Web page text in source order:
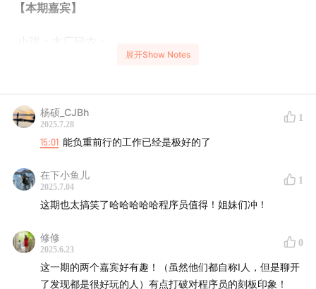
【本期嘉宾】
小强：大厂码农；
在中国的婚恋市场有一个误区，都认为当今社会嫁给一个
大厂工程师是一个很好的选择。他们工作稳定体面，挣得
多花的少；工作环境相对单纯，于是人也不会太坏；另外
就是他们每天两点一线的生活作息也让女孩子更放心。然
而这些是真相吗？工程师群体里就没有渣男和海王吗？你
就没见过下班不回家的程序员吗？今天我们就请来两位在
大厂工作了多年的码农，给大家揭露一下这个群体的真实
面向。
【时间戳】：
展开Show Notes
杨硕_CJBh
2025.7.28
1
15:01 能负重前行的工作已经是极好的了
在下小鱼儿
2025.7.04
1
这期也太搞笑了哈哈哈哈哈程序员值得！姐妹们冲！
修修
2025.6.23
0
这一期的两个嘉宾好有趣！（虽然他们都自称I人，但是聊开
了发现都是很好玩的人）有点打破对程序员的刻板印象！